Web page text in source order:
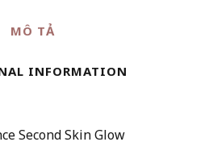
MÔ TẢ
INFORMATION
Second Skin Glow